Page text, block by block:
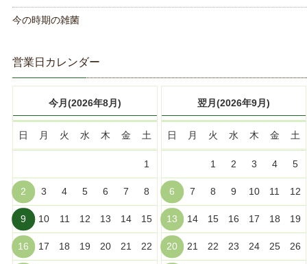
今の時期の雑菌
営業日カレンダー
今月(2026年8月)
日 月 火 水 木 金 土
1
2 3 4 5 6 7 8
9 10 11 12 13 14 15
16 17 18 19 20 21 22
翌月(2026年9月)
日 月 火 水 木 金 土
1 2 3 4 5
6 7 8 9 10 11 12
13 14 15 16 17 18 19
20 21 22 23 24 25 26